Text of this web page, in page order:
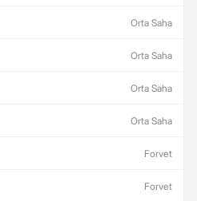
Orta Saha
Orta Saha
Orta Saha
Orta Saha
Forvet
Forvet